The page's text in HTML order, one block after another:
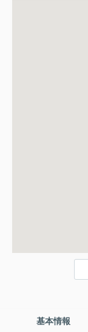
基本情報